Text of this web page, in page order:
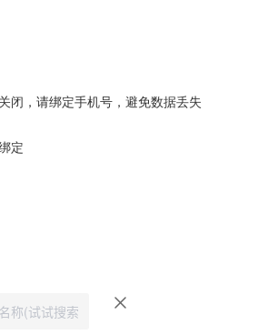
闭，请绑定手机号，避免数据丢失
定